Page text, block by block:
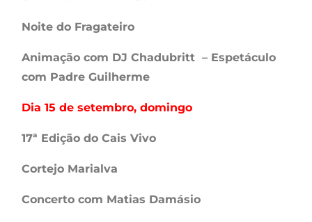
Noite do Fragateiro
Animação com DJ Chadubritt – Espetáculo
com Padre Guilherme
Dia 15 de setembro, domingo
17ª Edição do Cais Vivo
Cortejo Marialva
Concerto com Matias Damásio